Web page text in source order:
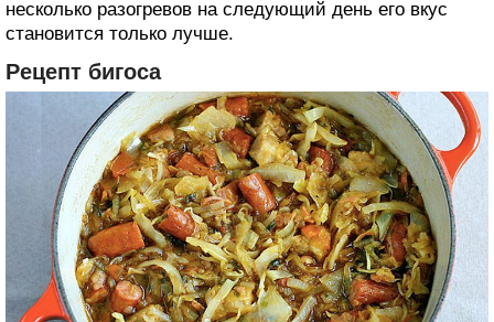
несколько разогревов на следующий день его вкус
становится только лучше.
Рецепт бигоса